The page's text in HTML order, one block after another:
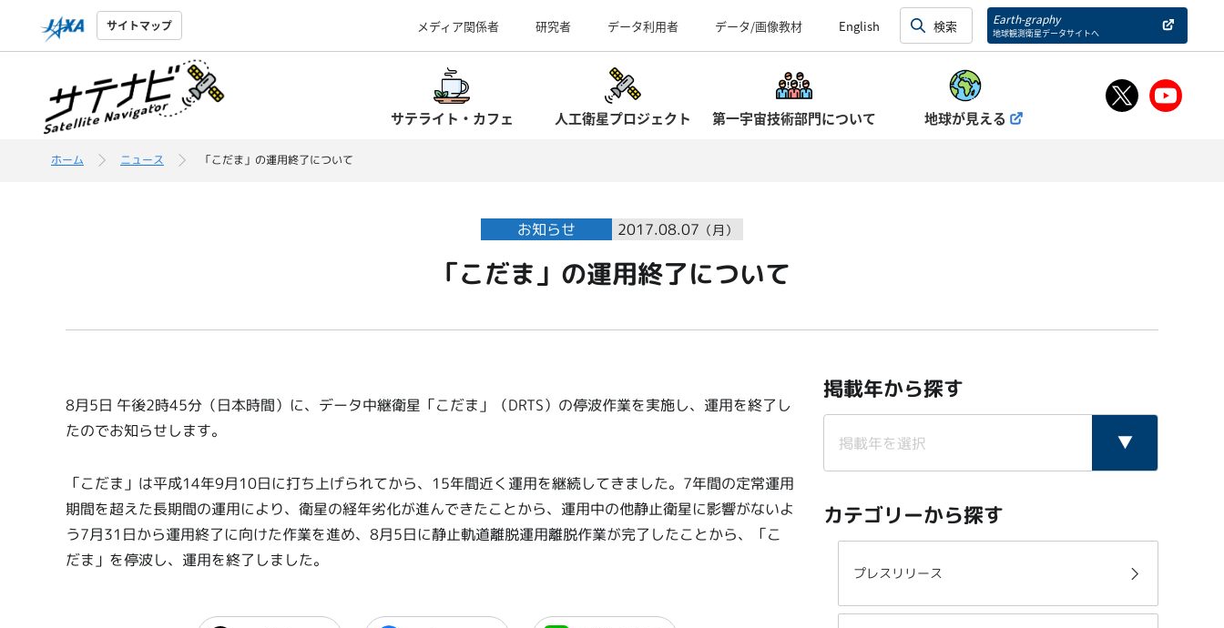
サイトマップ メディア関係者 研究者 データ利用者 データ/画像教材 English Earth-graphy
地球観測衛星データサイトへ
サテライト・カフェ 人工衛星プロジェクト 第一宇宙技術部門について 地球が見える
ホーム ニュース 「こだま」の運用終了について
お知らせ 2017.08.07 （月）
「こだま」の運用終了について
8月5日 午後2時45分（日本時間）に、データ中継衛星「こだま」（DRTS）の停波作業を実施し、運用を終了し
たのでお知らせします。
「こだま」は平成14年9月10日に打ち上げられてから、15年間近く運用を継続してきました。7年間の定常運用
期間を超えた長期間の運用により、衛星の経年劣化が進んできたことから、運用中の他静止衛星に影響がないよ
う7月31日から運用終了に向けた作業を進め、8月5日に静止軌道離脱運用離脱作業が完了したことから、「こ
だま」を停波し、運用を終了しました。
掲載年から探す
カテゴリーから探す
プレスリリース